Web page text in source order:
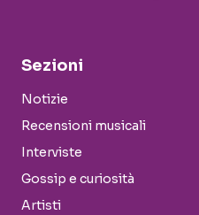
Sezioni
Notizie
Recensioni musicali
Interviste
Gossip e curiosità
Artisti